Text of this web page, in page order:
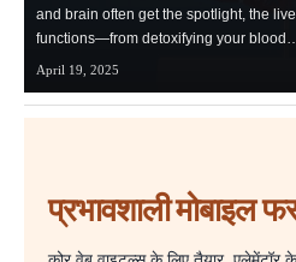
and brain often get the spotlight, the
functions—from detoxifying your
April 19, 2025
प्रभावशाली मोबाइल